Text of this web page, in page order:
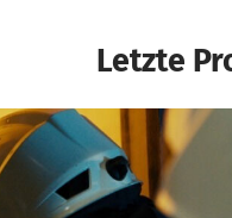
Letzte